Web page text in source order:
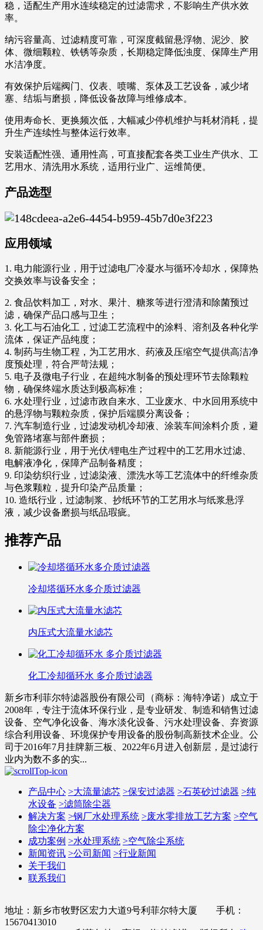
稳，适配生产用水连续稳定的过滤需求，不影响生产供水效
率。
纳污容量高、过滤精度可靠，可深度截留悬浮物、泥沙、胶
体、微细颗粒、铁锈等杂质，长期稳定降低浊度、保障生产用
水洁净度。
有效保护后端阀门、仪表、喷嘴、泵体及工艺设备，减少堵
塞、结垢与磨损，降低设备故障与维修成本。
使用寿命长、更换频次低，大幅减少停机维护与耗材消耗，提
升生产连续性与整体运行效率。
安装适配性强、通用性高，可直接配套各类工业生产供水、工
艺用水、清洗用水系统，适用行业广、运维简便。
产品选型
应用领域
1. 电力能源行业，用于过滤电厂冷凝水与循环冷却水，保障热
交换效率与设备安全；
2. 食品饮料加工，对水、果汁、糖浆等进行澄清和除菌预过
滤，确保产品口感与卫生；
3. 化工与石油化工，过滤工艺流程中的涂料、溶剂及各种化学
流体，保证产品纯度；
4. 制药与生物工程，为工艺用水、药液及压缩空气提供高洁净
度预处理，符合严苛法规；
5. 电子及微电子行业，在超纯水制备的预处理环节去除颗粒
物，确保终端水质达到极高标准；
6. 水处理行业，过滤市政自来水、工业废水、中水回用系统中
的悬浮物与颗粒杂质，保护后端膜分离设备；
7. 汽车制造行业，过滤发动机冷却液、涂装车间涂料介质，避
免管路堵塞与部件磨损；
8. 新能源行业，用于光伏/锂电生产过程中的工艺用水过滤、
电解液净化，保障产品制备精度；
9. 印染纺织行业，过滤染液、漂洗水等工艺流体中的纤维杂质
与色浆颗粒，提升印染产品质量；
10. 造纸行业，过滤制浆、抄纸环节的工艺用水与纸浆悬浮
液，减少设备磨损与纸品瑕疵。
推荐产品
冷却塔循环水多介质过滤器
内压式大流量水滤芯
化工冷却循环水 多介质过滤器
新乡市利菲尔特滤器股份有限公司（商标：海特净诺）成立于
2008年，专注于流体环保行业，是专业研发、制造和销售过滤
设备、空气净化设备、海水淡化设备、污水处理设备、弃资源
综合利用设备、环境保护专用设备的股份制高新技术企业。公
司于2016年7月挂牌新三板、2022年6月进入创新层，是过滤行
业内为数不多的实...
产品中心 >大流量滤芯 >保安过滤器 >石英砂过滤器 >纯
水设备 >滤筒除尘器
解决方案 >钢厂水处理系统 >废水零排放工艺方案 >空气
除尘净化方案
成功案例 >水处理系统 >空气除尘系统
新闻资讯 >公司新闻 >行业新闻
关于我们
联系我们
地址：新乡市牧野区宏力大道9号利菲尔特大厦 手机：
15670413010